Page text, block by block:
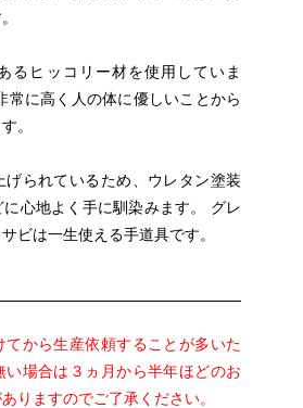
るヒッコリー材を使用していま
常に高く人の体に優しいことから
。
られているため、ウレタン塗装
心地よく手に馴染みます。 グレ
ビは一生使える手道具です。
から生産依頼することが多いた
場合は３ヵ月から半年ほどのお
りますのでご了承ください。